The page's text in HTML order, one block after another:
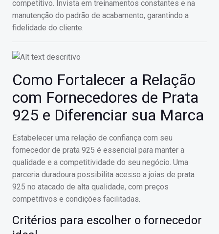
competitivo. Invista em treinamentos constantes e na
manutenção do padrão de acabamento, garantindo a
fidelidade do cliente.
Como Fortalecer a Relação
com Fornecedores de Prata
925 e Diferenciar sua Marca
Estabelecer uma relação de confiança com seu
fornecedor de prata 925 é essencial para manter a
qualidade e a competitividade do seu negócio. Uma
parceria duradoura possibilita acesso a joias de prata
925 no atacado de alta qualidade, com preços
competitivos e condições facilitadas.
Critérios para escolher o fornecedor